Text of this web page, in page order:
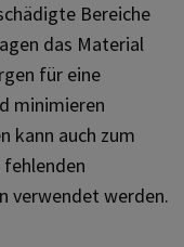
Bereiche
das Material
für eine
minimieren
kann auch zum
fehlenden
verwendet werden.